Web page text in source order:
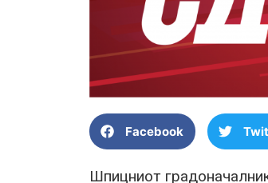
Facebook
Шпицниот